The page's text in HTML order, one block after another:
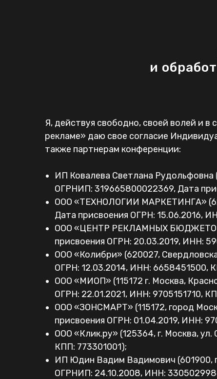
и
Я, действуя свободно, своей волей и
рекламе» даю свое согласие
также партнерам конференции:
ИП Ковалева Светлана Рудольфовна
ОГРНИП: 319665800022369, Дата
ООО «ТЕХНОЛОГИИ МАРКЕТИНГА»
Дата присвоения ОГРН: 15.06.2016,
ООО «ЦЕНТР РЕКЛАМНЫХ БЮДЖЕТОВ»
присвоения ОГРН: 20.03.2019, ИНН:
ООО «Колибри» (620027,
ОГРН: 12.03.2014, ИНН: 6658451500,
ООО «МИОП» (115172 г. Москва,
ОГРН: 22.01.2021, ИНН: 9705151710,
ООО «ЗОНСМАРТ» (115172, город
присвоения ОГРН: 01.04.2019, ИНН:
ООО «Клик.ру» (125364, г. Москва,
КПП: 773301001);
ИП Юдин Вадим Вадимович (601900,
ОГРНИП: 24.10.2008, ИНН: